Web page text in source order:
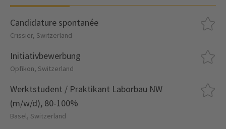
Candidature spontanée
Crissier, Switzerland
Initiativbewerbung
Opfikon, Switzerland
Werktstudent / Praktikant Laborbau NW
(m/w/d), 80-100%
Basel, Switzerland